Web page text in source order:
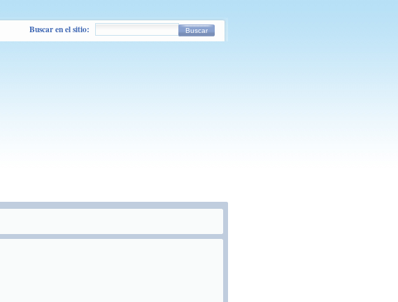
Buscar en el sitio: Buscar